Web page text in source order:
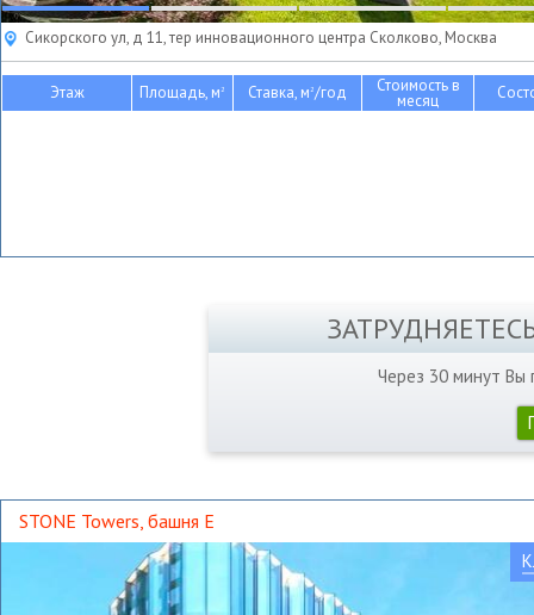
Сикорского ул, д 11, тер инновационного центра Сколково, Москва
Этаж Площадь, м2 Ставка, м2/год Стоимость в
месяц
Через 30 минут Вы
STONE Towers, башня Е